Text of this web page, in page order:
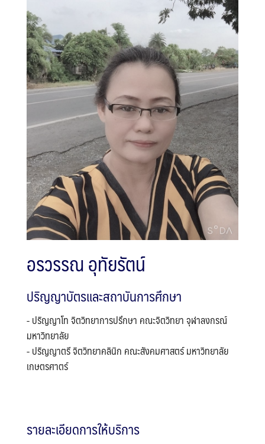
อรวรรณ อุทัยรัตน์
ปริญญาบัตรและสถาบันการศึกษา
- ปริญญาโท จิตวิทยาการปรึกษา คณะจิตวิทยา จุฬาลงกรณ์
มหาวิทยาลัย
- ปริญญาตรี จิตวิทยาคลินิก คณะสังคมศาสตร์ มหาวิทยาลัย
เกษตรศาตร์
รายละเอียดการให้บริการ